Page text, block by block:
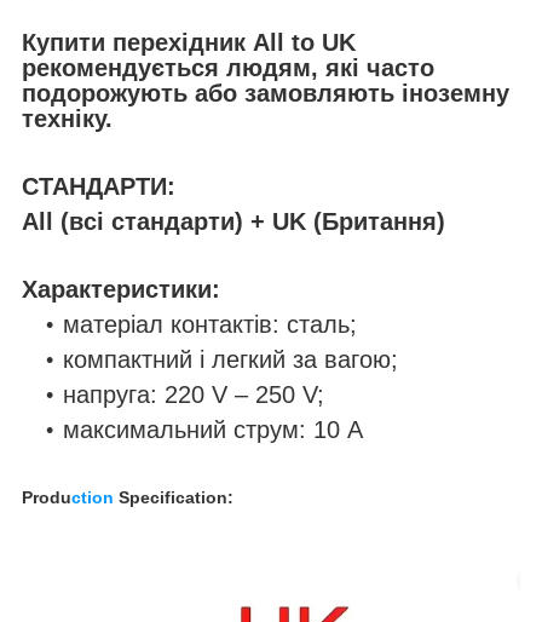
Купити перехідник All to UK
рекомендується людям, які часто
подорожують або замовляють іноземну
техніку.
СТАНДАРТИ:
All (всі стандарти) + UK (Британня)
Характеристики:
матеріал контактів: сталь;
компактний і легкий за вагою;
напруга: 220 V – 250 V;
максимальний струм: 10 A
Production Specification: